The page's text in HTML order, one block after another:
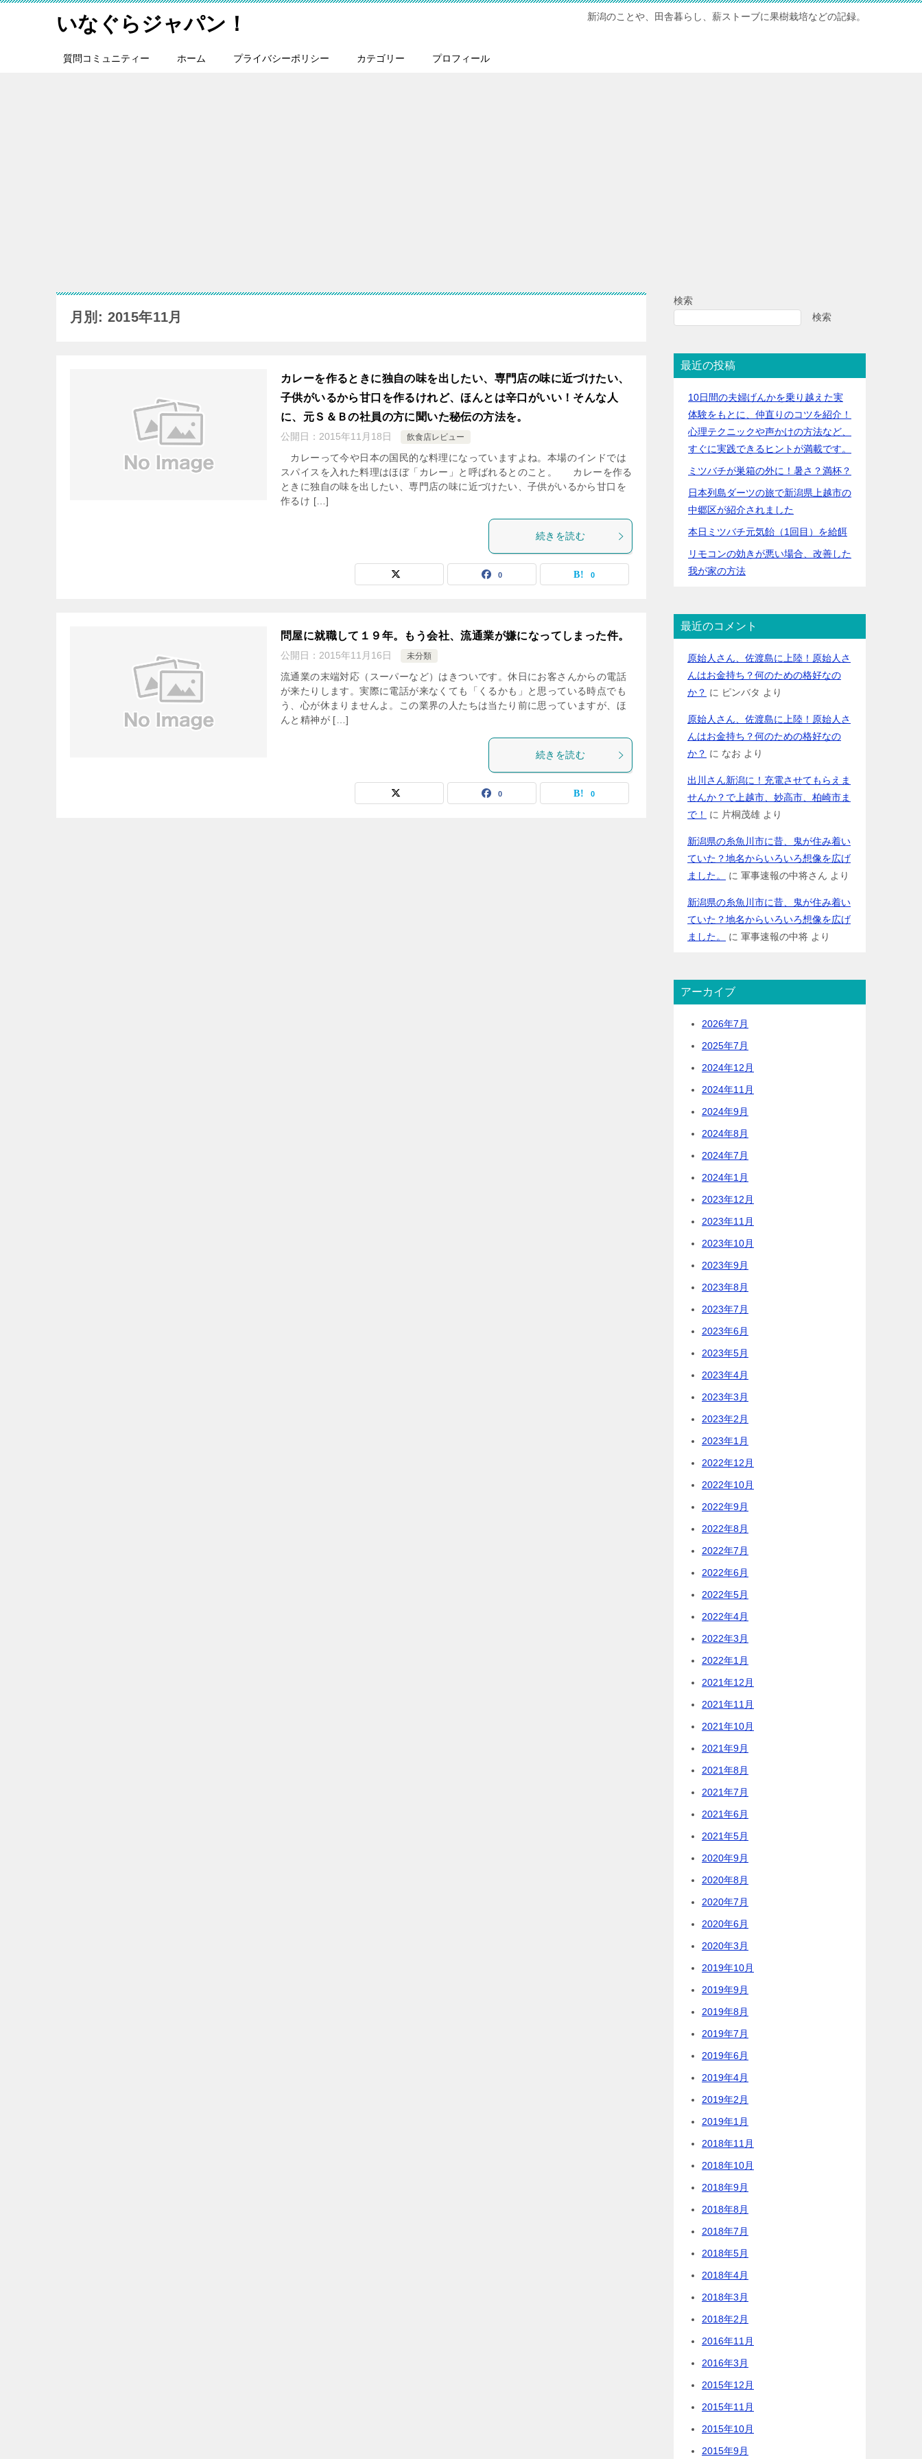
いなぐらジャパン！ 新潟のことや、田舎暮らし、薪ストーブに果樹栽培などの記録。
質問コミュニティー ホーム プライバシーポリシー カテゴリー プロフィール
月別: 2015年11月
カレーを作るときに独自の味を出したい、専門店の味に近づけたい、
子供がいるから甘口を作るけれど、ほんとは辛口がいい！そんな人
に、元Ｓ＆Ｂの社員の方に聞いた秘伝の方法を。
公開日： 2015年11月18日 飲食店レビュー
カレーって今や日本の国民的な料理になっていますよね。本場のインドでは
スパイスを入れた料理はほぼ「カレー」と呼ばれるとのこと。 カレーを作る
ときに独自の味を出したい、専門店の味に近づけたい、子供がいるから甘口を
作るけ […]
続きを読む
0 0
問屋に就職して１９年。もう会社、流通業が嫌になってしまった件。
公開日： 2015年11月16日 未分類
流通業の末端対応（スーパーなど）はきついです。休日にお客さんからの電話
が来たりします。実際に電話が来なくても「くるかも」と思っている時点でも
う、心が休まりませんよ。この業界の人たちは当たり前に思っていますが、ほ
んと精神が […]
続きを読む
0 0
検索
検索
最近の投稿
10日間の夫婦げんかを乗り越えた実
体験をもとに、仲直りのコツを紹介！
心理テクニックや声かけの方法など、
すぐに実践できるヒントが満載です。
ミツバチが巣箱の外に！暑さ？満杯？
日本列島ダーツの旅で新潟県上越市の
中郷区が紹介されました
本日ミツバチ元気飴（1回目）を給餌
リモコンの効きが悪い場合、改善した
我が家の方法
最近のコメント
原始人さん、佐渡島に上陸！原始人さ
んはお金持ち？何のための格好なの
か？ に ピンバタ より
原始人さん、佐渡島に上陸！原始人さ
んはお金持ち？何のための格好なの
か？ に なお より
出川さん新潟に！充電させてもらえま
せんか？で上越市、妙高市、柏崎市ま
で！
に 片桐茂雄 より
新潟県の糸魚川市に昔、鬼が住み着い
ていた？地名からいろいろ想像を広げ
ました。
に 軍事速報の中将さん より
新潟県の糸魚川市に昔、鬼が住み着い
ていた？地名からいろいろ想像を広げ
ました。
に 軍事速報の中将 より
アーカイブ
2026年7月
2025年7月
2024年12月
2024年11月
2024年9月
2024年8月
2024年7月
2024年1月
2023年12月
2023年11月
2023年10月
2023年9月
2023年8月
2023年7月
2023年6月
2023年5月
2023年4月
2023年3月
2023年2月
2023年1月
2022年12月
2022年10月
2022年9月
2022年8月
2022年7月
2022年6月
2022年5月
2022年4月
2022年3月
2022年1月
2021年12月
2021年11月
2021年10月
2021年9月
2021年8月
2021年7月
2021年6月
2021年5月
2020年9月
2020年8月
2020年7月
2020年6月
2020年3月
2019年10月
2019年9月
2019年8月
2019年7月
2019年6月
2019年4月
2019年2月
2019年1月
2018年11月
2018年10月
2018年9月
2018年8月
2018年7月
2018年5月
2018年4月
2018年3月
2018年2月
2016年11月
2016年3月
2015年12月
2015年11月
2015年10月
2015年9月